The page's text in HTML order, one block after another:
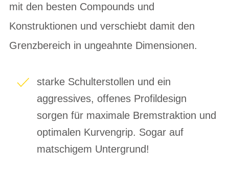
mit den besten Compounds und
Konstruktionen und verschiebt damit den
Grenzbereich in ungeahnte Dimensionen.
starke Schulterstollen und ein
aggressives, offenes Profildesign
sorgen für maximale Bremstraktion und
optimalen Kurvengrip. Sogar auf
matschigem Untergrund!